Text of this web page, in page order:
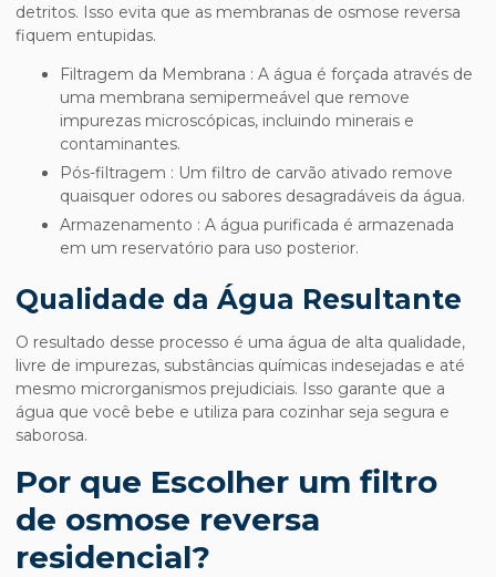
detritos. Isso evita que as membranas de osmose reversa
fiquem entupidas.
Filtragem da Membrana : A água é forçada através de
uma membrana semipermeável que remove
impurezas microscópicas, incluindo minerais e
contaminantes.
Pós-filtragem : Um filtro de carvão ativado remove
quaisquer odores ou sabores desagradáveis da água.
Armazenamento : A água purificada é armazenada
em um reservatório para uso posterior.
Qualidade da Água Resultante
O resultado desse processo é uma água de alta qualidade,
livre de impurezas, substâncias químicas indesejadas e até
mesmo microrganismos prejudiciais. Isso garante que a
água que você bebe e utiliza para cozinhar seja segura e
saborosa.
Por que Escolher um filtro
de osmose reversa
residencial?